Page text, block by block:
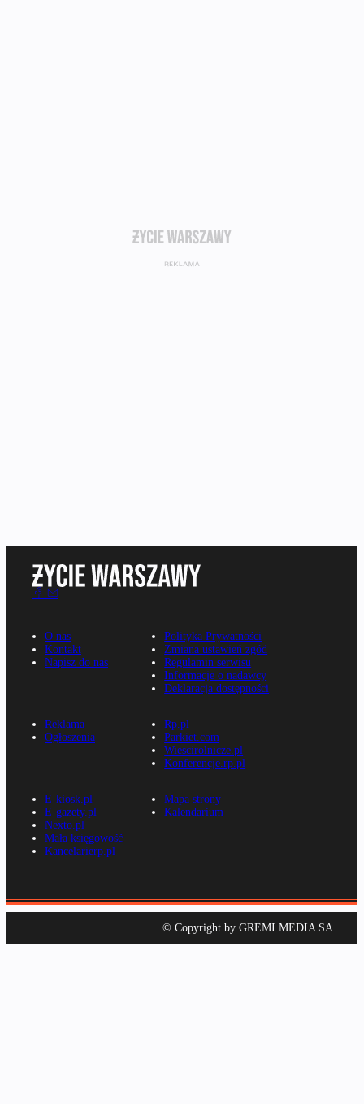
O nas
Kontakt
Napisz do nas
Polityka Prywatności
Zmiana ustawień zgód
Regulamin serwisu
Informacje o nadawcy
Deklaracja dostępności
Reklama
Ogłoszenia
Rp.pl
Parkiet.com
Wiescirolnicze.pl
Konferencje.rp.pl
E-kiosk.pl
E-gazety.pl
Nexto.pl
Mała księgowość
Kancelarierp.pl
Mapa strony
Kalendarium
© Copyright by GREMI MEDIA SA